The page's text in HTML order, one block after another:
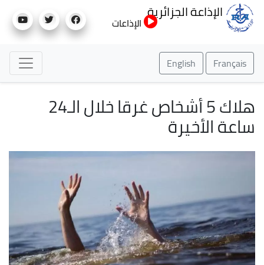
إلى
الإذاعة الجزائرية
الإذاعات
Français
English
هلاك 5 أشخاص غرقا خلال الـ24
ساعة الأخيرة